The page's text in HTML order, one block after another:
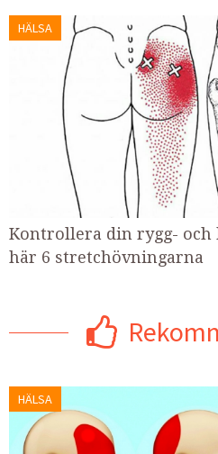
HÄLSA
Kontrollera din rygg- och
här 6 stretchövningarna
HÄLSA